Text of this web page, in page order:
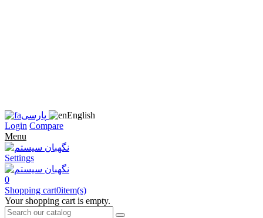
پارسی
English
Login Compare
Menu
Settings
0
Shopping cart0item(s)
Your shopping cart is empty.